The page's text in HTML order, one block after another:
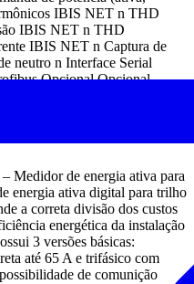
IBIS NET n THD
IBIS NET n THD
IBIS NET n Captura de
neutro n Interface Serial
Opcional Opcional
massa n n Forma de onda no
eventos n Oscilografia n
4 Saídas digitais 2 2 2 4
Medidor de energia ativa para
energia ativa digital para trilho
a correta divisão dos custos
energética da instalação
3 versões básicas:
até 65 A e trifásico com
de comunição